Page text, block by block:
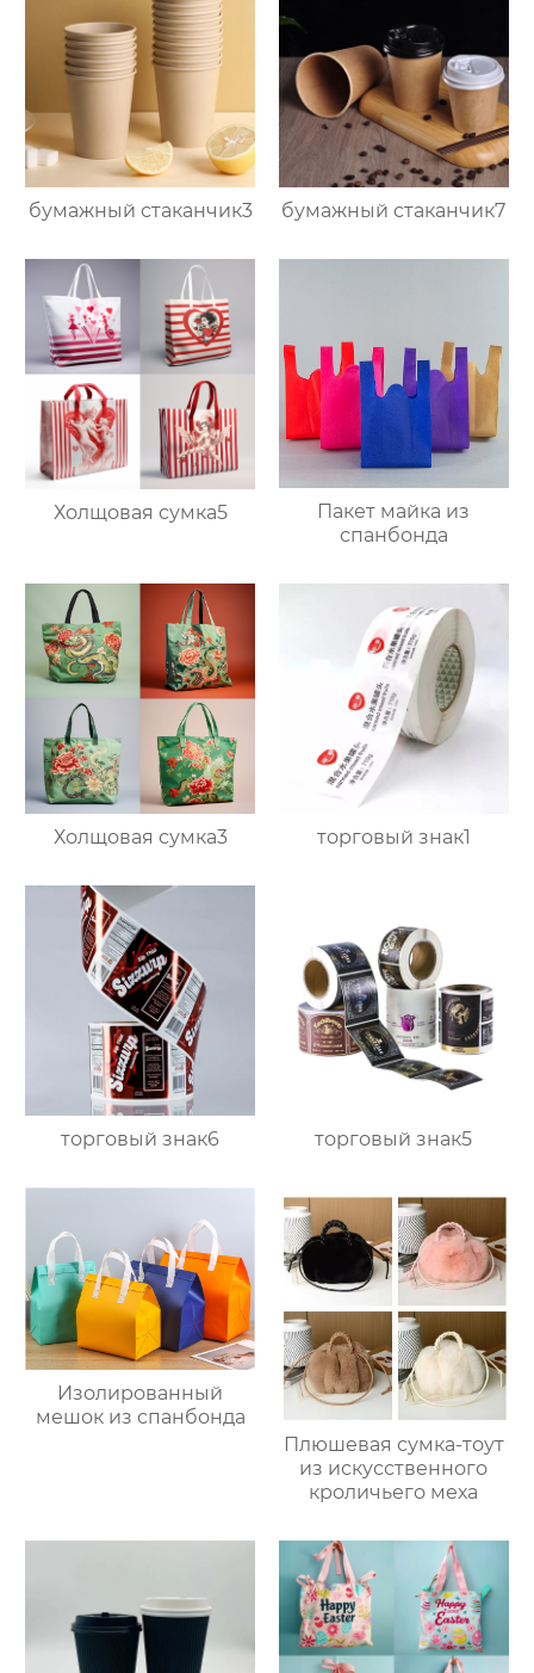
бумажный стаканчик3 бумажный стаканчик7
Холщовая сумка5
Пакет майка из
спанбонда
Холщовая сумка3 торговый знак1
торговый знак6 торговый знак5
Изолированный
мешок из спанбонда
Плюшевая сумка-тоут
из искусственного
кроличьего меха